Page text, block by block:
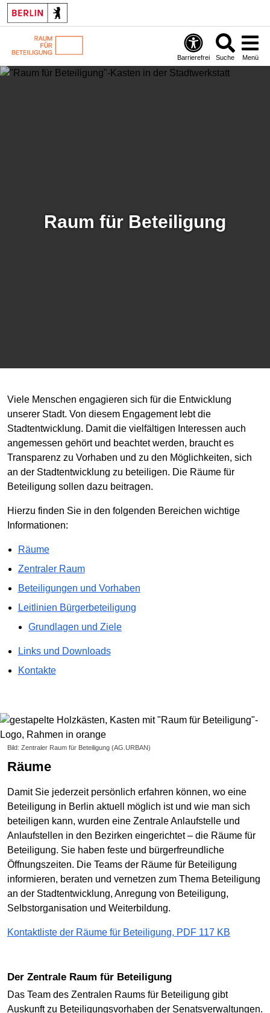
Barrierefrei Suche Menü
Raum für Beteiligung
Viele Menschen engagieren sich für die Entwicklung
unserer Stadt. Von diesem Engagement lebt die
Stadtentwicklung. Damit die vielfältigen Interessen auch
angemessen gehört und beachtet werden, braucht es
Transparenz zu Vorhaben und zu den Möglichkeiten, sich
an der Stadtentwicklung zu beteiligen. Die Räume für
Beteiligung sollen dazu beitragen.
Hierzu finden Sie in den folgenden Bereichen wichtige
Informationen:
Räume
Zentraler Raum
Beteiligungen und Vorhaben
Leitlinien Bürgerbeteiligung
Grundlagen und Ziele
Links und Downloads
Kontakte
Bild: Zentraler Raum für Beteiligung (AG.URBAN)
Räume
Damit Sie jederzeit persönlich erfahren können, wo eine
Beteiligung in Berlin aktuell möglich ist und wie man sich
beteiligen kann, wurden eine Zentrale Anlaufstelle und
Anlaufstellen in den Bezirken eingerichtet – die Räume für
Beteiligung. Sie haben feste und bürgerfreundliche
Öffnungszeiten. Die Teams der Räume für Beteiligung
informieren, beraten und vernetzen zum Thema Beteiligung
an der Stadtentwicklung, Anregung von Beteiligung,
Selbstorganisation und Weiterbildung.
Kontaktliste der Räume für Beteiligung, PDF 117 KB
Der Zentrale Raum für Beteiligung
Das Team des Zentralen Raums für Beteiligung gibt
Auskunft zu Beteiligungsvorhaben der Senatsverwaltungen.